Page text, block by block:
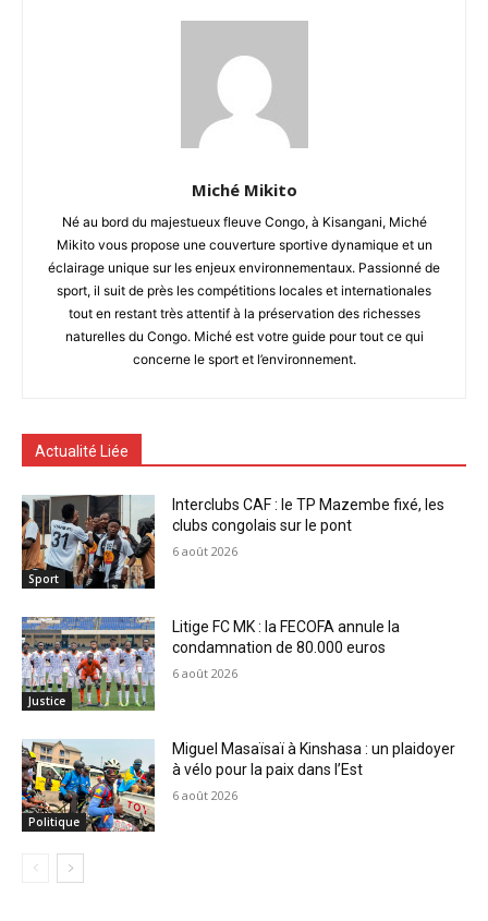
Miché Mikito
Né au bord du majestueux fleuve Congo, à Kisangani, Miché
Mikito vous propose une couverture sportive dynamique et un
éclairage unique sur les enjeux environnementaux. Passionné de
sport, il suit de près les compétitions locales et internationales
tout en restant très attentif à la préservation des richesses
naturelles du Congo. Miché est votre guide pour tout ce qui
concerne le sport et l’environnement.
Actualité Liée
Sport
Interclubs CAF : le TP Mazembe fixé, les
clubs congolais sur le pont
6 août 2026
Justice
Litige FC MK : la FECOFA annule la
condamnation de 80.000 euros
6 août 2026
Politique
Miguel Masaïsaï à Kinshasa : un plaidoyer
à vélo pour la paix dans l’Est
6 août 2026